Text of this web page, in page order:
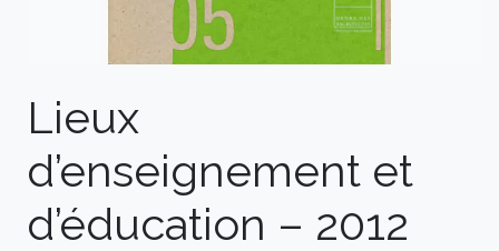
Lieux
d’enseignement et
d’éducation – 2012